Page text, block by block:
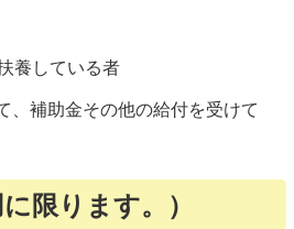
養している者
、補助金その他の給付を受けて
限ります。）